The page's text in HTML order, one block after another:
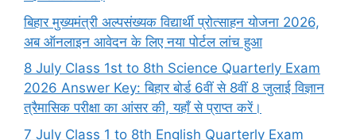
बिहार मुख्यमंत्री अल्पसंख्यक विद्यार्थी प्रोत्साहन योजना 2026,
अब ऑनलाइन आवेदन के लिए नया पोर्टल लांच हुआ
8 July Class 1st to 8th Science Quarterly Exam
2026 Answer Key: बिहार बोर्ड 6वीं से 8वीं 8 जुलाई विज्ञान
त्रैमासिक परीक्षा का आंसर की, यहाँ से प्राप्त करें।
7 July Class 1 to 8th English Quarterly Exam